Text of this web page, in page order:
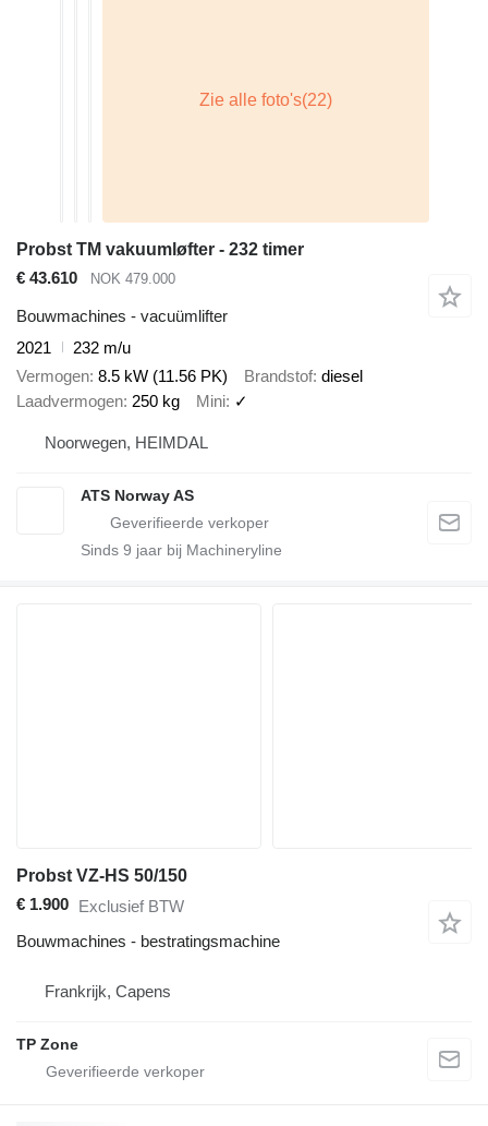
Probst TM vakuumløfter - 232 timer
€ 43.610
NOK 479.000
Bouwmachines - vacuümlifter
2021
232 m/u
Vermogen 8.5 kW (11.56 PK) Brandstof diesel
Laadvermogen 250 kg Mini ✓
Noorwegen, HEIMDAL
ATS Norway AS
Sinds 9 jaar bij Machineryline
Probst VZ-HS 50/150
€ 1.900 Exclusief BTW
Bouwmachines - bestratingsmachine
Frankrijk, Capens
TP Zone